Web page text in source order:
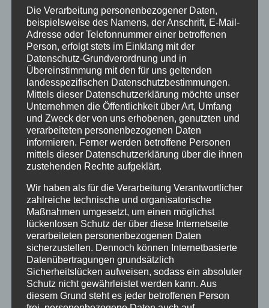
vonHausPartale|Apr. 4, 2016|Allgemein
April – bei uns weiss er was er will… der April in
Oberstdorf steht für viel Abwechslung und es
gibt so viele Möglichkeiten und Erlebnisse…
Skifahren, Liegestuhl, Wandern, Krokusse,
Firnschnee, Frühlingssonne, Vogelzwitschern,
Langlaufen, Radeln und...
Neueste Beiträge
Veranstaltungen im August 2026 in Oberstdorf
Public Viewing Fußball-WM 2026 in Oberstdorf
Oberstdorf im Mai – perfekter Frühlingsurlaub
Die Verarbeitung personenbezogener Daten,
beispielsweise des Namens, der Anschrift, E-Mail-
Adresse oder Telefonnummer einer betroffenen
Person, erfolgt stets im Einklang mit der
Datenschutz-Grundverordnung und in
Übereinstimmung mit den für uns geltenden
landesspezifischen Datenschutzbestimmungen.
Mittels dieser Datenschutzerklärung möchte unser
Unternehmen die Öffentlichkeit über Art, Umfang
und Zweck der von uns erhobenen, genutzten und
verarbeiteten personenbezogenen Daten
informieren. Ferner werden betroffene Personen
mittels dieser Datenschutzerklärung über die ihnen
zustehenden Rechte aufgeklärt.
Wir haben als für die Verarbeitung Verantwortlicher
zahlreiche technische und organisatorische
Maßnahmen umgesetzt, um einen möglichst
lückenlosen Schutz der über diese Internetseite
verarbeiteten personenbezogenen Daten
sicherzustellen. Dennoch können Internetbasierte
Datenübertragungen grundsätzlich
Sicherheitslücken aufweisen, sodass ein absoluter
Schutz nicht gewährleistet werden kann. Aus
diesem Grund steht es jeder betroffenen Person